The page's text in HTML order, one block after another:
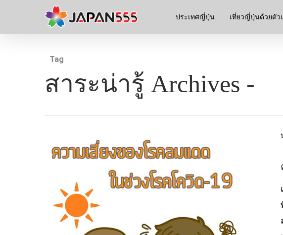
ประเทศญี่ปุ่น เที่ยวญี่ปุ่นด้วยตัว
Tag
สาระน่ารู้ Archives -